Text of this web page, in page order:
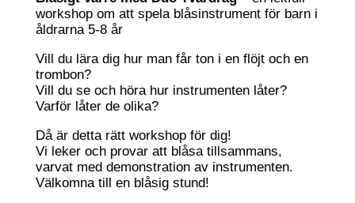
workshop om att spela blåsinstrument för barn i
åldrarna 5-8 år
Vill du lära dig hur man får ton i en flöjt och en
trombon?
Vill du se och höra hur instrumenten låter?
Varför låter de olika?
Då är detta rätt workshop för dig!
Vi leker och provar att blåsa tillsammans,
varvat med demonstration av instrumenten.
Välkomna till en blåsig stund!